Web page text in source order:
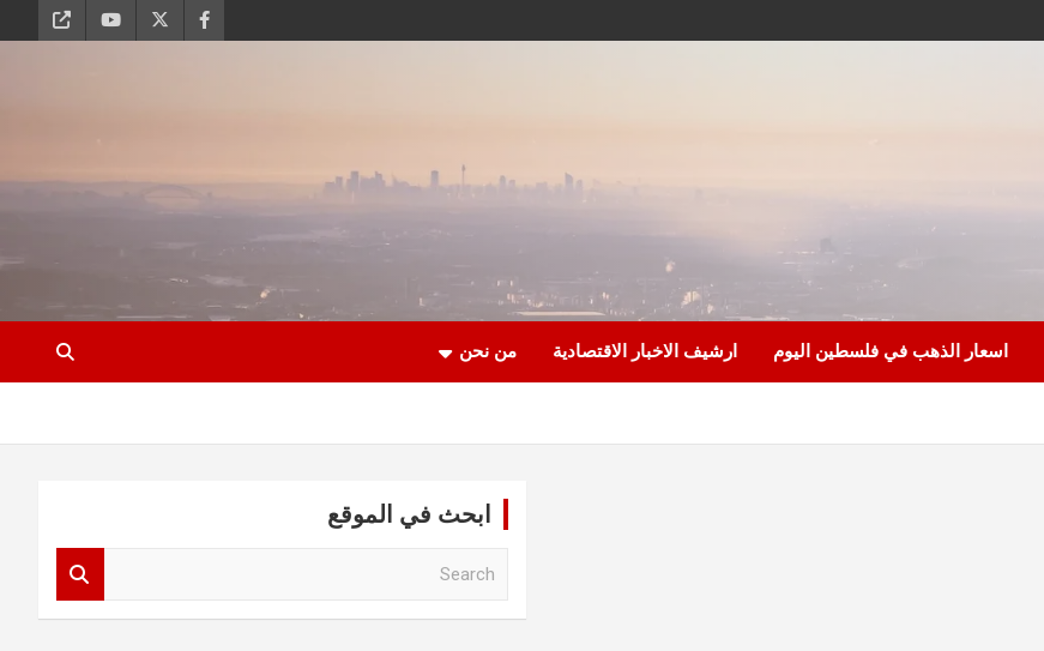
اسعار الذهب في فلسطين اليوم ارشيف الاخبار الاقتصادية من نحن
ابحث في الموقع